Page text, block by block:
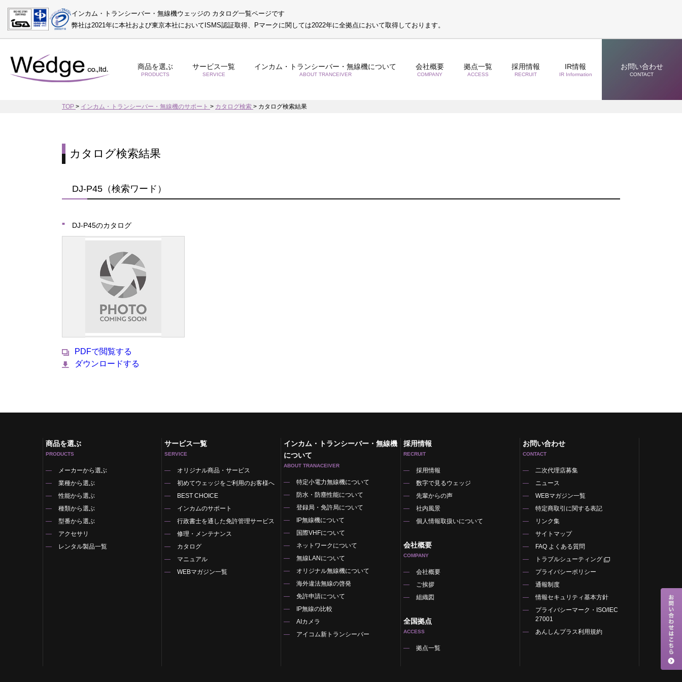
インカム・トランシーバー・無線機ウェッジの カタログ一覧ページです
弊社は2021年に本社および東京本社においてISMS認証取得、Pマークに関しては2022年に全拠点において取得しております。
商品を選ぶ
PRODUCTS
サービス一覧
SERVICE
インカム・トランシーバー・無線機について
ABOUT TRANCEIVER
会社概要
COMPANY
拠点一覧
ACCESS
採用情報
RECRUIT
IR情報
IR Information
お問い合わせ
CONTACT
TOP > インカム・トランシーバー・無線機のサポート > カタログ検索 > カタログ検索結果
カタログ検索結果
DJ-P45（検索ワード）
DJ-P45のカタログ
PDFで閲覧する
ダウンロードする
商品を選ぶ
PRODUCTS
メーカーから選ぶ
業種から選ぶ
性能から選ぶ
種類から選ぶ
型番から選ぶ
アクセサリ
レンタル製品一覧
サービス一覧
SERVICE
オリジナル商品・サービス
初めてウェッジをご利用のお客様へ
BEST CHOICE
インカムのサポート
行政書士を通した免許管理サービス
修理・メンテナンス
カタログ
マニュアル
WEBマガジン一覧
インカム・トランシーバー・無線機
について
ABOUT TRANACEIVER
特定小電力無線機について
防水・防塵性能について
登録局・免許局について
IP無線機について
国際VHFについて
ネットワークについて
無線LANについて
オリジナル無線機について
海外違法無線の啓発
免許申請について
IP無線の比較
AIカメラ
アイコム新トランシーバー
採用情報
RECRUIT
採用情報
数字で見るウェッジ
先輩からの声
社内風景
個人情報取扱いについて
会社概要
COMPANY
会社概要
ご挨拶
組織図
全国拠点
ACCESS
拠点一覧
お問い合わせ
CONTACT
二次代理店募集
ニュース
WEBマガジン一覧
特定商取引に関する表記
リンク集
サイトマップ
FAQ よくある質問
トラブルシューティング
プライバシーポリシー
通報制度
情報セキュリティ基本方針
プライバシーマーク・ISO/IEC
27001
あんしんプラス利用規約